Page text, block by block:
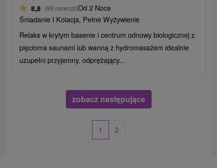
8,8 (99 recenzji)Od 2 Noce
Śniadanie I Kolacja, Pełne Wyżywienie
Relaks w krytym basenie i centrum odnowy biologicznej z
pięcioma saunami lub wanną z hydromasażem idealnie
uzupełni przyjemny, odprężający...
zobacz następujące
1 2